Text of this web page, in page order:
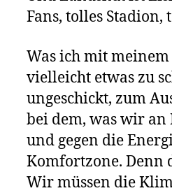
Fans, tolles
Was ich mit
vielleicht etwas zu
ungeschickt, zum
bei dem, was wir
und gegen die
Komfortzone. Denn
Wir müssen die